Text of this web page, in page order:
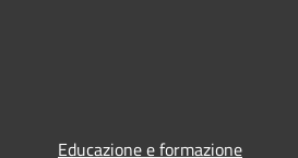
Educazione e formazione